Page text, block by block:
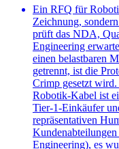
Ein RFQ für
Zeichnung,
prüft das NDA,
Engineering
einen belastbaren
getrennt, ist die
Crimp gesetzt
Robotik-Kabel ist
Tier-1-Einkäufer
repräsentativen
Engineering), es